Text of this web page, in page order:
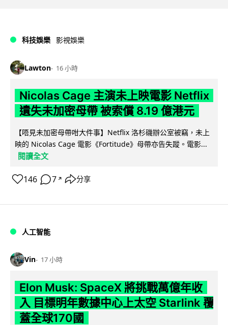
科技娛樂 影視娛樂
Lawton 16 小時
Nicolas Cage 主演未上映電影 Netflix
遺失未加密母帶 被索償 8.19 億港元
【唔見未加密母帶咁大件事】Netflix 洛杉磯辦公室被竊，未上
映的 Nicolas Cage 電影《Fortitude》母帶亦告失蹤。電影...
閱讀全文
146 7 ↗ 分享
人工智能
Vin 17 小時
Elon Musk: SpaceX 將挑戰萬億年收
入 目標明年數據中心上太空 Starlink 覆
蓋全球170國